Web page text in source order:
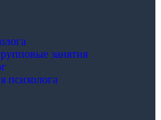
занятия
психолога